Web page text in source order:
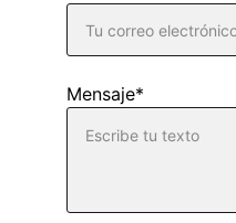
Mensaje*